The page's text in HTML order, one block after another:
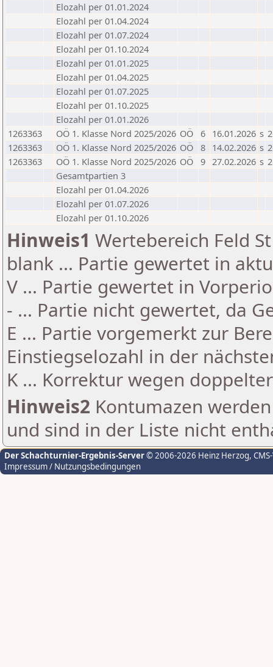
Elozahl per 01.01.2024
Elozahl per 01.04.2024
Elozahl per 01.07.2024
Elozahl per 01.10.2024
Elozahl per 01.01.2025
Elozahl per 01.04.2025
Elozahl per 01.07.2025
Elozahl per 01.10.2025
Elozahl per 01.01.2026
1263363
OÖ 1. Klasse Nord 2025/2026 OÖ 6 16.01.2026 s
1263363
OÖ 1. Klasse Nord 2025/2026 OÖ 8 14.02.2026 s
1263363
OÖ 1. Klasse Nord 2025/2026 OÖ 9 27.02.2026 s
Gesamtpartien 3
Elozahl per 01.04.2026
Elozahl per 01.07.2026
Elozahl per 01.10.2026
Hinweis1 Wertebereich Feld
blank ... Partie gewertet in
V ... Partie gewertet in
- ... Partie nicht gewertet, da
E ... Partie vorgemerkt zur
Einstiegselozahl in der
K ... Korrektur wegen
Hinweis2 Kontumazen
und sind in der Liste nicht
Der Schachturnier-Ergebnis-Server© 2006-2026 Heinz Herzog,
Impressum / Nutzungsbedingungen